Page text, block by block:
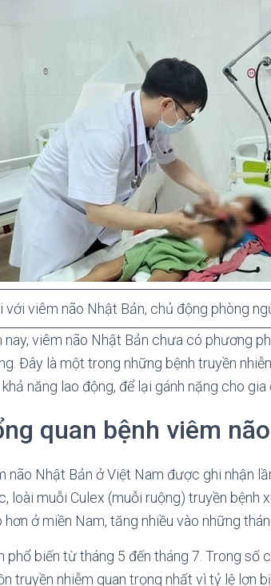
với viêm não Nhật Bản, chủ động phòng
nay, viêm não Nhật Bản chưa có phương
Đây là một trong những bệnh truyền
năng lao động, để lại gánh nặng cho gia
quan bệnh viêm
não Nhật Bản ở Việt Nam được ghi nhận
loài muỗi Culex (muỗi ruộng) truyền bệnh
hơn ở miền Nam, tăng nhiều vào những
phổ biến từ tháng 5 đến tháng 7. Trong
truyền nhiễm quan trọng nhất vì tỷ lệ lợn